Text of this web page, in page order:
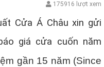
175916 lượt xem
Cửa Á Châu xin gửi
giá cửa cuốn năm
gần 15 năm (Since